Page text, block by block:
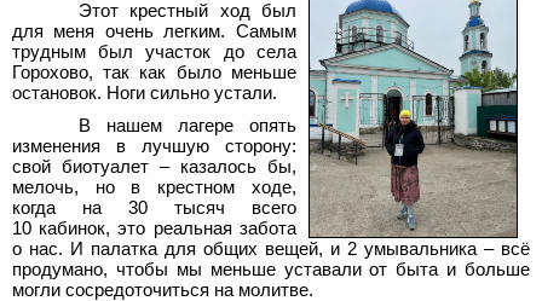
Этот крестный ход был
для меня очень легким. Самым
трудным был участок до села
Горохово, так как было меньше
остановок. Ноги сильно устали.
В нашем лагере опять
изменения в лучшую сторону:
свой биотуалет – казалось бы,
мелочь, но в крестном ходе,
когда на 30 тысяч всего
10 кабинок, это реальная забота
о нас. И палатка для общих вещей, и 2 умывальника – всё
продумано, чтобы мы меньше уставали от быта и больше
могли сосредоточиться на молитве.